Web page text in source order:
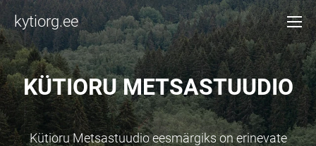
kytiorg.ee
KÜTIORU METSASTUUDIO
Kütioru Metsastuudio eesmärgiks on erinevate